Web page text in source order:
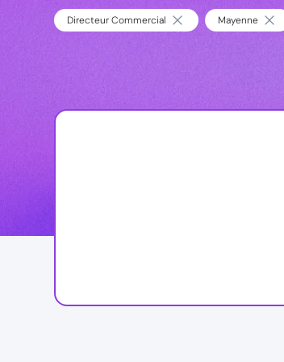
Directeur Commercial Mayenne